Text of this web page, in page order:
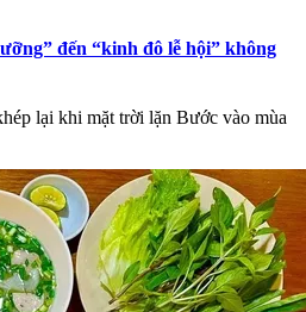
đến “kinh đô lễ hội” không
lại khi mặt trời lặn Bước vào mùa